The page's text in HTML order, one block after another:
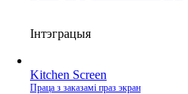
Інтэграцыя
Kitchen Screen
Праца з заказамі праз экран